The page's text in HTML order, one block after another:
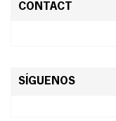
CONTACT
SÍGUENOS